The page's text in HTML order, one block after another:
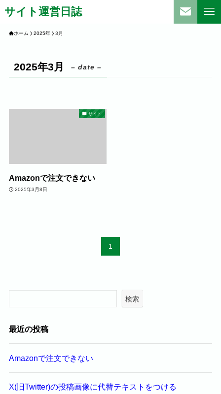
サイト運営日誌
ホーム 2025年 3月
2025年3月 – date –
サイト
Amazonで注文できない
2025年3月8日
1
検索
最近の投稿
Amazonで注文できない
X(旧Twitter)の投稿画像に代替テキストをつける